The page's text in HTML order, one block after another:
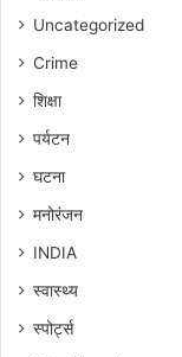
Uncategorized
Crime
शिक्षा
पर्यटन
घटना
मनोरंजन
INDIA
स्वास्थ्य
स्पोर्ट्स